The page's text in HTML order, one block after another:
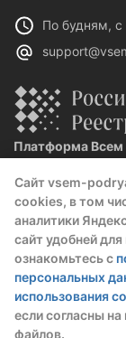
Сайт vsem-
cookies, в том
аналитики
сайт удобней
ознакомьтесь с
персональных
использования
если согласны
файлов.
По будням,
Платформа Всем
Реестровая запись
Политика
О компании
© 2016 — 2026